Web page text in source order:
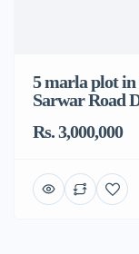
5 marla plot in
Sarwar Road
Rs. 3,000,000